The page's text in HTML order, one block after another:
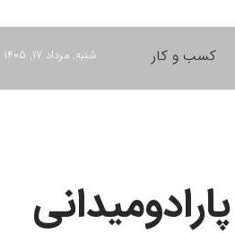
کسب و کار شنبه, مرداد ۱۷, ۱۴۰۵